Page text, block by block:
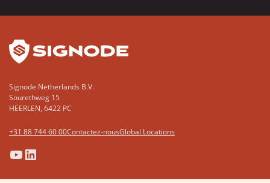
Signode Netherlands B.V.
Sourethweg 15
HEERLEN, 6422 PC
+31 88 744 60 00Contactez-nousGlobal Locations
(Opens
in
(Opens
in
(Opens
in
(Opens
in